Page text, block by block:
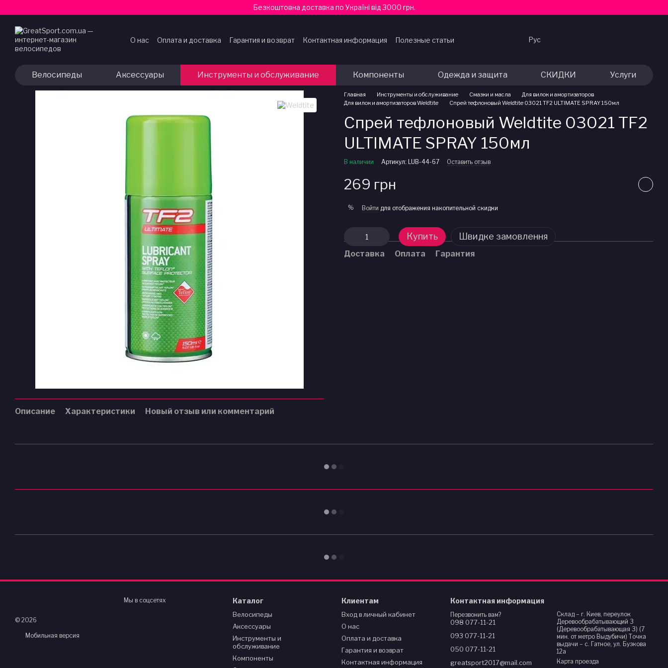
Безкоштовна доставка по Україні від 3000 грн.
О нас Оплата и доставка Гарантия и возврат Контактная информация
Полезные статьи
Рус
Велосипеды Аксессуары Инструменты и обслуживание Компоненты Одежда и защита СКИДКИ Услуги
Описание Характеристики Новый отзыв или комментарий
Главная Инструменты и обслуживание Смазки и масла
Для вилок и амортизаторов
Для вилок и амортизаторов Weldtite
Спрей тефлоновый Weldtite 03021 TF2 ULTIMATE SPRAY 150мл
Спрей тефлоновый Weldtite 03021 TF2
ULTIMATE SPRAY 150мл
В наличии Артикул: LUB-44-67 Оставить отзыв
269 грн
% Войти для отображения накопительной скидки
Купить Швидке замовлення
Доставка Оплата Гарантия
© 2026
Мобильная версия
Мы в соцсетях Каталог
Велосипеды
Аксессуары
Инструменты и
обслуживание
Компоненты
Клиентам
Вход в личный кабинет
О нас
Оплата и доставка
Гарантия и возврат
Контактная информация
Контактная информация
Перезвонить вам?
098 077-11-21
093 077-11-21
050 077-11-21
greatsport2017@mail.com
Склад – г. Киев, переулок
Деревообрабатывающий 3
(Деревообрабатывающая 3) (7
мин. от метро Выдубичи) Точка
выдачи – с. Гатное, ул. Бузкова
12а
Карта проезда